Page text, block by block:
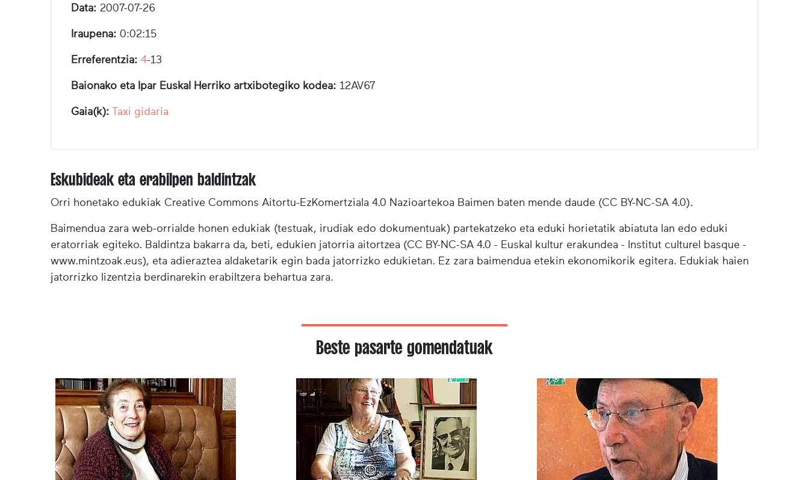
Data: 2007-07-26
Iraupena: 0:02:15
Erreferentzia: 4-13
Baionako eta Ipar Euskal Herriko artxibotegiko kodea: 12AV67
Gaia(k): Taxi gidaria
Eskubideak eta erabilpen baldintzak
Orri honetako edukiak Creative Commons Aitortu-EzKomertziala 4.0 Nazioartekoa Baimen baten mende daude (CC BY-NC-SA 4.0).
Baimendua zara web-orrialde honen edukiak (testuak, irudiak edo dokumentuak) partekatzeko eta eduki horietatik abiatuta lan edo eduki
eratorriak egiteko. Baldintza bakarra da, beti, edukien jatorria aitortzea (CC BY-NC-SA 4.0 - Euskal kultur erakundea - Institut culturel basque -
www.mintzoak.eus), eta adieraztea aldaketarik egin bada jatorrizko edukietan. Ez zara baimendua etekin ekonomikorik egitera. Edukiak haien
jatorrizko lizentzia berdinarekin erabiltzera behartua zara.
Beste pasarte gomendatuak